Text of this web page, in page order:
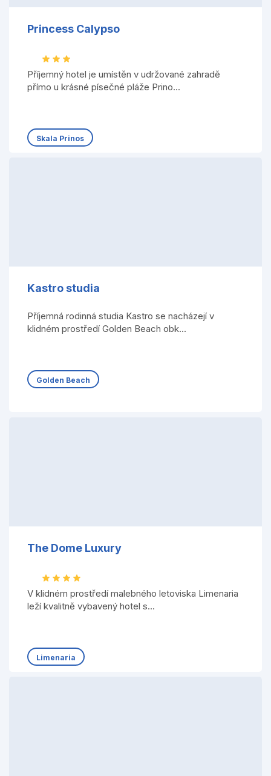
Princess Calypso
Příjemný hotel je umístěn v udržované zahradě
přímo u krásné písečné pláže Prino...
Skala Prinos
Kastro studia
Příjemná rodinná studia Kastro se nacházejí v
klidném prostředí Golden Beach obk...
Golden Beach
The Dome Luxury
V klidném prostředí malebného letoviska Limenaria
leží kvalitně vybavený hotel s...
Limenaria